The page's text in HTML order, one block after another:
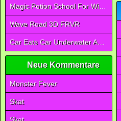
Magic Potion School For Witch
Wave Road 3D FRVR
Car Eats Car Underwater Adventure FRVR
Neue Kommentare
Monster Fever
Skat